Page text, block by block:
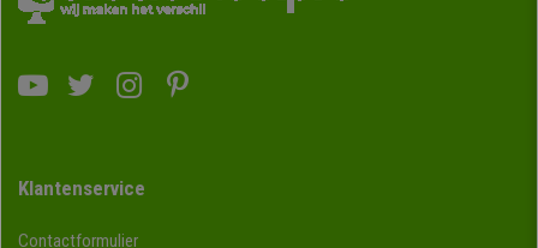
Klantenservice
Contactformulier